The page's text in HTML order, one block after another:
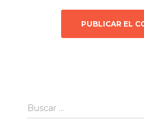
B
u
Buscar …